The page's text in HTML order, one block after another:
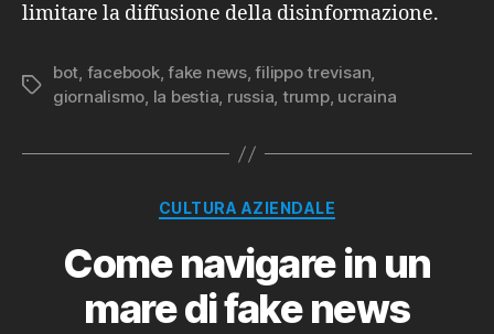
limitare la diffusione della disinformazione.
Tag
bot, facebook,fake news,filippo trevisan,
giornalismo, la bestia, russia, trump, ucraina
Categorie
CULTURA AZIENDALE
Come navigare in un
mare di fake news